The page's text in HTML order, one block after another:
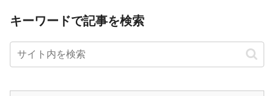
キーワードで記事を検索